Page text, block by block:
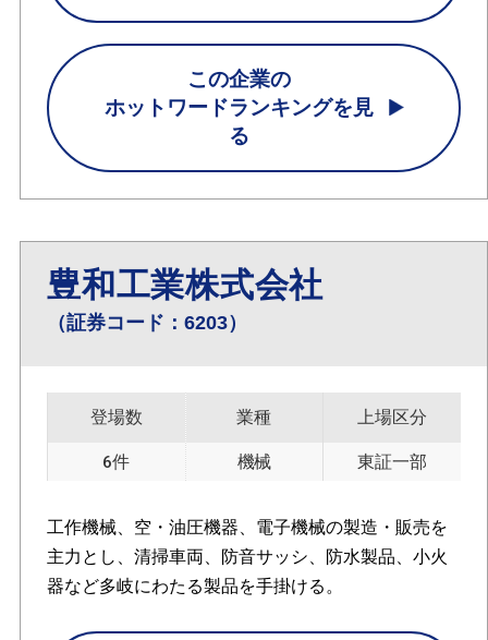
この企業の
ホットワードランキングを見
る
豊和工業株式会社
（証券コード：6203）
登場数
6件
業種
機械
上場区分
東証一部
工作機械、空・油圧機器、電子機械の製造・販売を
主力とし、清掃車両、防音サッシ、防水製品、小火
器など多岐にわたる製品を手掛ける。